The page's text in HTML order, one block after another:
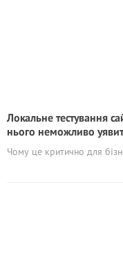
Локальне тестування
нього неможливо
Чому це критично для